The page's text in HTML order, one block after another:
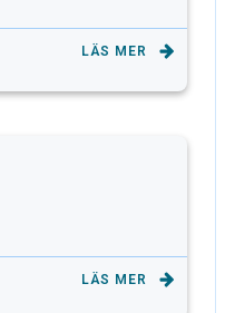
LÄS MER
LÄS MER